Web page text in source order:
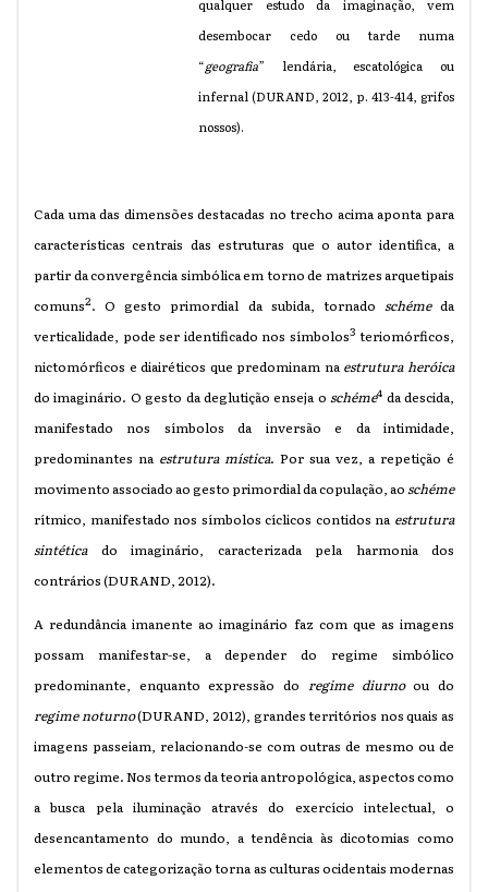
qualquer estudo da imaginação, vem
desembocar cedo ou tarde numa
“geografia” lendária, escatológica ou
infernal (DURAND, 2012, p. 413-414, grifos
nossos).
Cada uma das dimensões destacadas no trecho acima aponta para
características centrais das estruturas que o autor identifica, a
partir da convergência simbólica em torno de matrizes arquetipais
comuns2. O gesto primordial da subida, tornado schéme da
verticalidade, pode ser identificado nos símbolos3 teriomórficos,
nictomórficos e diairéticos que predominam na estrutura heróica
do imaginário. O gesto da deglutição enseja oschéme4 da descida,
manifestado nos símbolos da inversão e da intimidade,
predominantes na estrutura mística. Por sua vez, a repetição é
movimento associado ao gesto primordial da copulação, aoschéme
rítmico, manifestado nos símbolos cíclicos contidos na estrutura
sintética do imaginário, caracterizada pela harmonia dos
contrários (DURAND, 2012).
A redundância imanente ao imaginário faz com que as imagens
possam manifestar-se, a depender do regime simbólico
predominante, enquanto expressão do regime diurnoou do
regime noturno(DURAND, 2012), grandes territórios nos quais as
imagens passeiam, relacionando-se com outras de mesmo ou de
outro regime. Nos termos da teoria antropológica, aspectos como
a busca pela iluminação através do exercício intelectual, o
desencantamento do mundo, a tendência às dicotomias como
elementos de categorização torna as culturas ocidentais modernas